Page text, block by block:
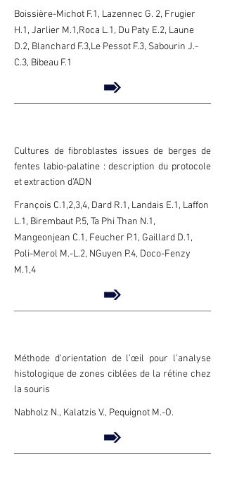
Boissière-Michot F.1, Lazennec G. 2, Frugier
H.1, Jarlier M.1,Roca L.1, Du Paty E.2, Laune
D.2, Blanchard F.3,Le Pessot F.3, Sabourin J.-
C.3, Bibeau F.1
Cultures de fibroblastes issues de berges de
fentes labio-palatine : description du protocole
et extraction d’ADN
François C.1,2,3,4, Dard R.1, Landais E.1, Laffon
L.1, Birembaut P.5, Ta Phi Than N.1,
Mangeonjean C.1, Feucher P.1, Gaillard D.1,
Poli-Merol M.-L.2, NGuyen P.4, Doco-Fenzy
M.1,4
Méthode d’orientation de l’œil pour l’analyse
histologique de zones ciblées de la rétine chez
la souris
Nabholz N., Kalatzis V., Pequignot M.-O.